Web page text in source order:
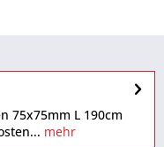
75x75mm L 190cm
mehr